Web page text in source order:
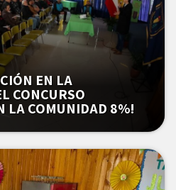
EN LA
CONCURSO
LA COMUNIDAD 8%!